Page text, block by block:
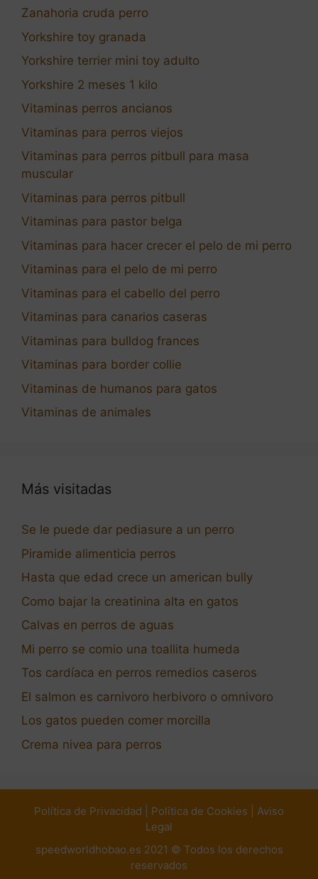
Zanahoria cruda perro
Yorkshire toy granada
Yorkshire terrier mini toy adulto
Yorkshire 2 meses 1 kilo
Vitaminas perros ancianos
Vitaminas para perros viejos
Vitaminas para perros pitbull para masa
muscular
Vitaminas para perros pitbull
Vitaminas para pastor belga
Vitaminas para hacer crecer el pelo de mi perro
Vitaminas para el pelo de mi perro
Vitaminas para el cabello del perro
Vitaminas para canarios caseras
Vitaminas para bulldog frances
Vitaminas para border collie
Vitaminas de humanos para gatos
Vitaminas de animales
Más visitadas
Se le puede dar pediasure a un perro
Piramide alimenticia perros
Hasta que edad crece un american bully
Como bajar la creatinina alta en gatos
Calvas en perros de aguas
Mi perro se comio una toallita humeda
Tos cardíaca en perros remedios caseros
El salmon es carnivoro herbivoro o omnivoro
Los gatos pueden comer morcilla
Crema nivea para perros
Política de Privacidad Política de Cookies
Aviso
Legal
speedworldhobao.es 2021 © Todos los derechos
reservados